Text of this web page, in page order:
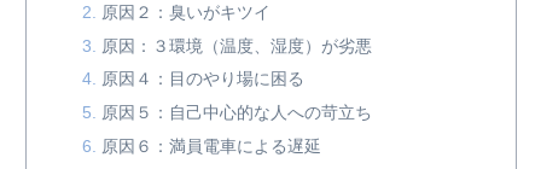
原因２：臭いがキツイ
原因：３環境（温度、湿度）が劣悪
原因４：目のやり場に困る
原因５：自己中心的な人への苛立ち
原因６：満員電車による遅延